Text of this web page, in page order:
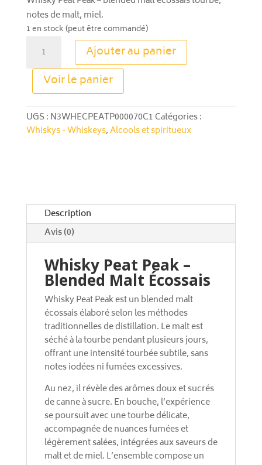
notes de malt, miel.
1 en stock (peut être commandé)
Whisky
Peak
Ajouter au panier
Voir le panier
A
l
e
r
e
:
UGS : N3WHECPEATP000070C1Catégories :
Whiskys - Whiskeys,Alcools et spiritueux
Description
Avis (0)
Whisky Peat Peak –
Blended Malt Écossais
Whisky Peat Peak est un blended malt
écossais élaboré selon les méthodes
traditionnelles de distillation. Le malt est
séché à la tourbe pendant plusieurs jours,
offrant une intensité tourbée subtile, sans
notes iodées ni fumées excessives.
Au nez, il révèle des arômes doux et sucrés
de canne à sucre. En bouche, l’expérience
se poursuit avec une tourbe délicate,
accompagnée de nuances fumées et
légèrement salées, intégrées aux saveurs de
malt et de miel. L’ensemble compose un